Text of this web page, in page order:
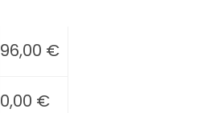
96,00 €
0,00 €